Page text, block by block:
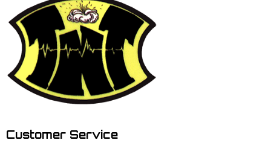
Customer Service